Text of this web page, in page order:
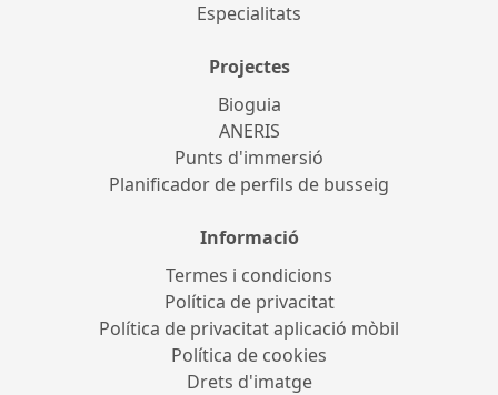
Especialitats
Projectes
Bioguia
ANERIS
Punts d'immersió
Planificador de perfils de busseig
Informació
Termes i condicions
Política de privacitat
Política de privacitat aplicació mòbil
Política de cookies
Drets d'imatge